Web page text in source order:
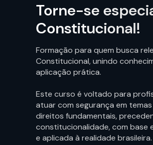
Torne-se
Constitucional!
Formação para quem busca
Constitucional, unindo
aplicação prática.
Este curso é voltado para
atuar com segurança em
direitos fundamentais,
constitucionalidade, com base
e aplicada à realidade brasileira.